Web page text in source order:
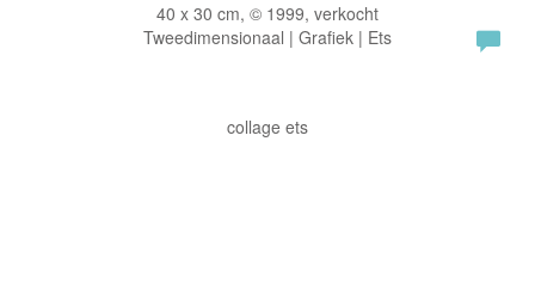
40 x 30 cm, © 1999, verkocht
Tweedimensionaal | Grafiek | Ets
collage ets